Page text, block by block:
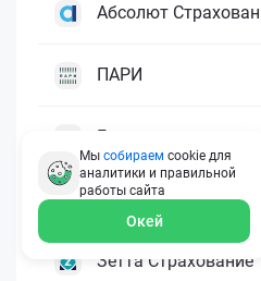
Абсолют
ПАРИ
Гелиос
Ренессанс
Зетта Страхование
Мы собираем cookie для
аналитики и правильной
работы сайта
Окей